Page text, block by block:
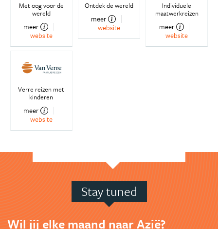
Met oog voor de
wereld
meer
website
Ontdek de wereld
meer
website
Individuele
maatwerkreizen
meer
website
Verre reizen met
kinderen
meer
website
Stay tuned
Wil jij elke maand naar Azië?